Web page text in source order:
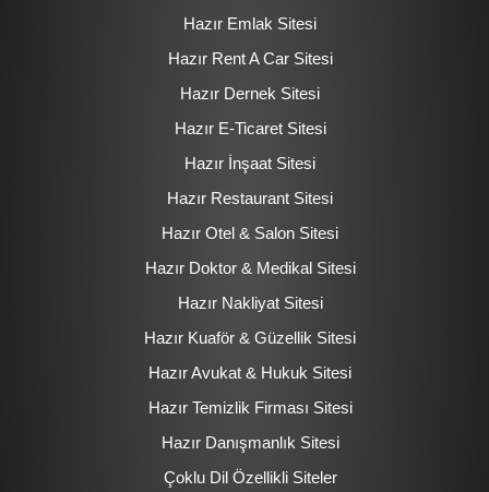
Hazır Emlak Sitesi
Hazır Rent A Car Sitesi
Hazır Dernek Sitesi
Hazır E-Ticaret Sitesi
Hazır İnşaat Sitesi
Hazır Restaurant Sitesi
Hazır Otel & Salon Sitesi
Hazır Doktor & Medikal Sitesi
Hazır Nakliyat Sitesi
Hazır Kuaför & Güzellik Sitesi
Hazır Avukat & Hukuk Sitesi
Hazır Temizlik Firması Sitesi
Hazır Danışmanlık Sitesi
Çoklu Dil Özellikli Siteler